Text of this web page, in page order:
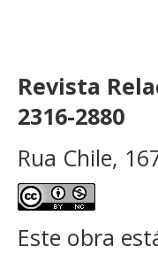
Revista
2316-2880
Rua Chile,
Este obra